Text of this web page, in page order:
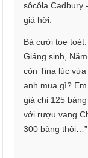
sôcôla Cadbury
giá hời.
Bà cười toe
Giáng sinh,
còn Tina lúc
anh mua gì?
giá chỉ 125
với rượu vang
300 bảng thôi…”.